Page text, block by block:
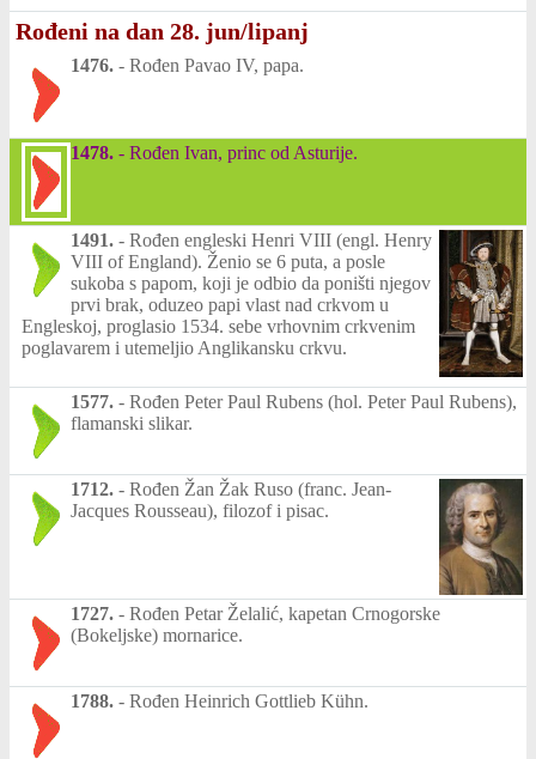
Rođeni na dan 28. jun/lipanj
1476. - Rođen Pavao IV, papa.
1478. - Rođen Ivan, princ od Asturije.
1491. - Rođen engleski Henri VIII (engl. Henry
VIII of England). Ženio se 6 puta, a posle
sukoba s papom, koji je odbio da poništi njegov
prvi brak, oduzeo papi vlast nad crkvom u
Engleskoj, proglasio 1534. sebe vrhovnim crkvenim
poglavarem i utemeljio Anglikansku crkvu.
1577. - Rođen Peter Paul Rubens (hol. Peter Paul Rubens),
flamanski slikar.
1712. - Rođen Žan Žak Ruso (franc. Jean-
Jacques Rousseau), filozof i pisac.
1727. - Rođen Petar Želalić, kapetan Crnogorske
(Bokeljske) mornarice.
1788. - Rođen Heinrich Gottlieb Kühn.